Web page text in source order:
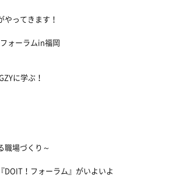
ってきます！
ムin福岡
に学ぶ！
職場づくり～
DOIT！フォーラム』がいよいよ